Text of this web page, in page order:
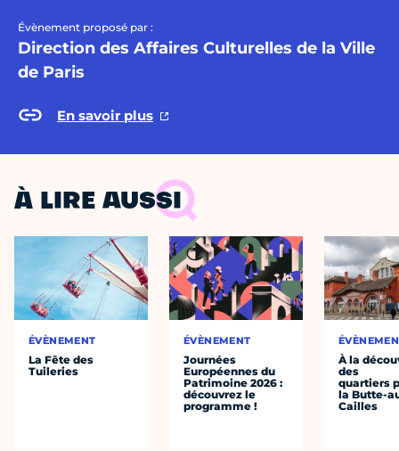
Évènement proposé par :
Direction des Affaires Culturelles de la Ville
de Paris
En savoir plus
À LIRE AUSSI
ÉVÈNEMENT
La Fête des
Tuileries
ÉVÈNEMENT
Journées
Européennes du
Patrimoine 2026 :
découvrez le
programme !
À la
des
quartiers
la Butte-
Cailles